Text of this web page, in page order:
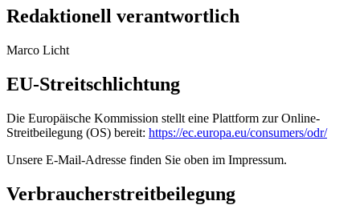
Redaktionell verantwortlich
Marco Licht
EU-Streitschlichtung
Die Europäische Kommission stellt eine Plattform zur Online-
Streitbeilegung (OS) bereit: https://ec.europa.eu/consumers/odr/
Unsere E-Mail-Adresse finden Sie oben im Impressum.
Verbraucherstreitbeilegung